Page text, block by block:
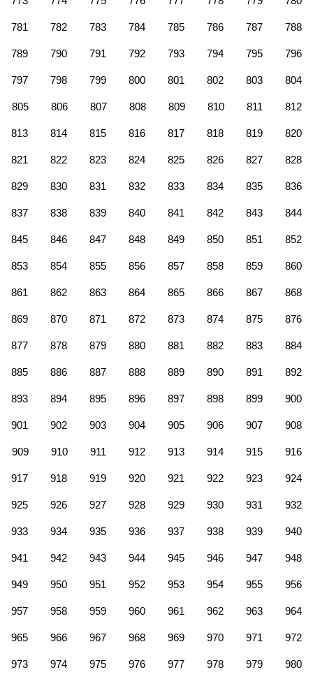
781 782 783 784 785 786 787 788
789 790 791 792 793 794 795 796
797 798 799 800 801 802 803 804
805 806 807 808 809 810 811 812
813 814 815 816 817 818 819 820
821 822 823 824 825 826 827 828
829 830 831 832 833 834 835 836
837 838 839 840 841 842 843 844
845 846 847 848 849 850 851 852
853 854 855 856 857 858 859 860
861 862 863 864 865 866 867 868
869 870 871 872 873 874 875 876
877 878 879 880 881 882 883 884
885 886 887 888 889 890 891 892
893 894 895 896 897 898 899 900
901 902 903 904 905 906 907 908
909 910 911 912 913 914 915 916
917 918 919 920 921 922 923 924
925 926 927 928 929 930 931 932
933 934 935 936 937 938 939 940
941 942 943 944 945 946 947 948
949 950 951 952 953 954 955 956
957 958 959 960 961 962 963 964
965 966 967 968 969 970 971 972
973 974 975 976 977 978 979 980